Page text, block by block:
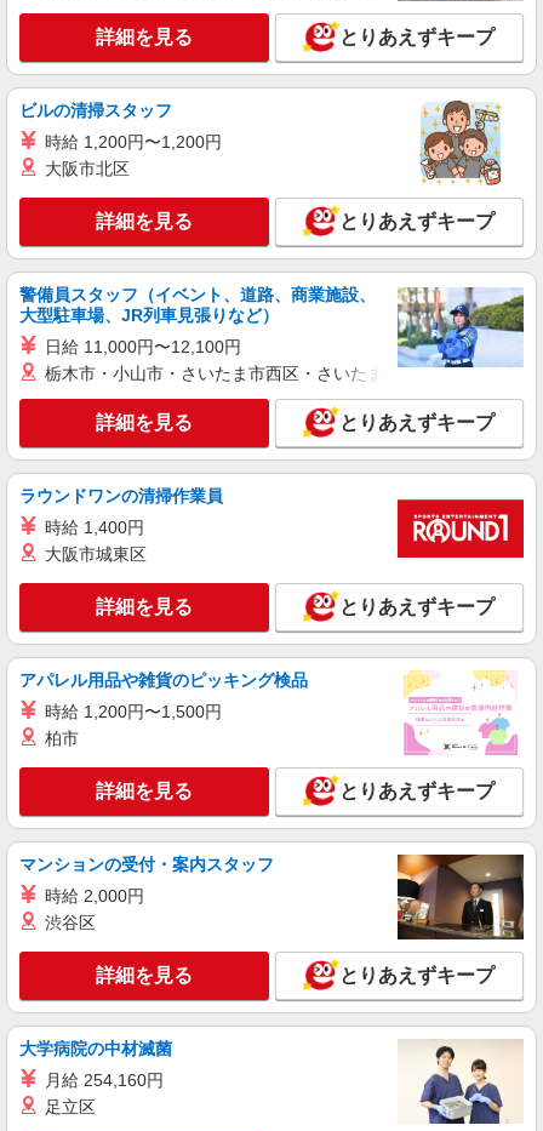
時給1,124円〜1,657円 ※経験・能力に応じて
時給を考慮いたします □交通費支給 □時間外手当
（１分単位で別途全額支給） ■昇給・昇格制度あ
り □賞与あり（年２回） ■目標達成手当 ※全て当
社規定あり
福岡県行橋市南大橋6丁目9番1号
詳細を見る
アルバイト パート
携帯電話販売スタッフ
時給1,324円〜1,857円 ※経験・能力に応じて
時給を考慮いたします。 □交通費支給 □時間外手
当（１分単位で別途全額支給） ■昇給・昇格制度
あり □賞与あり（年２回） ■目標達成手当 ※全て
当社規定あり
福岡県行橋市南大橋6丁目9番1号
キープ 詳細を見る
詳細を見る とりあえずキープ
ビルの清掃スタッフ
時給 1,200円〜1,200円
大阪市北区
詳細を見る とりあえずキープ
警備員スタッフ（イベント、道路、商業施設、
大型駐車場、JR列車見張りなど）
日給 11,000円〜12,100円
栃木市・小山市・さいたま市西区・さいたま市岩槻区・久喜市・
詳細を見る とりあえずキープ
ラウンドワンの清掃作業員
時給 1,400円
大阪市城東区
詳細を見る とりあえずキープ
アパレル用品や雑貨のピッキング検品
時給 1,200円〜1,500円
柏市
詳細を見る とりあえずキープ
マンションの受付・案内スタッフ
時給 2,000円
渋谷区
詳細を見る とりあえずキープ
大学病院の中材滅菌
月給 254,160円
足立区